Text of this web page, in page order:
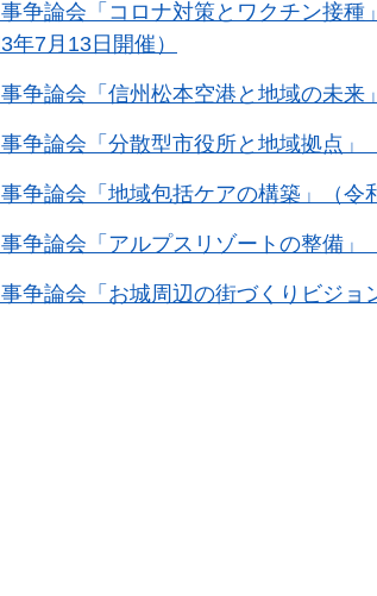
争論会「コロナ対策とワクチン接
年7月13日開催）
争論会「信州松本空港と地域の未来
争論会「分散型市役所と地域拠点」
争論会「地域包括ケアの構築」（令
争論会「アルプスリゾートの整備」
争論会「お城周辺の街づくりビジョ